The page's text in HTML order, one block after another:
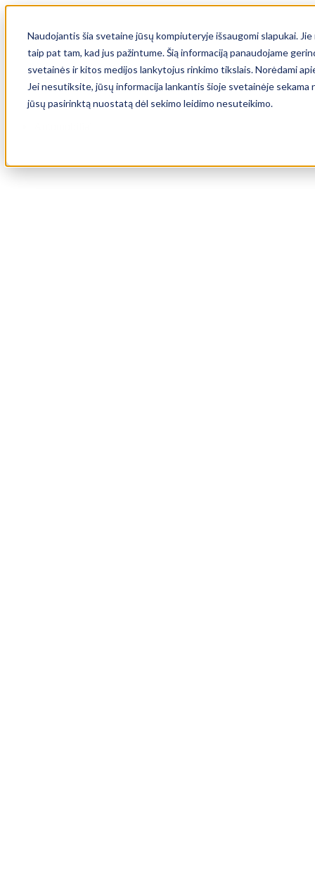
Naudojantis šia svetaine jūsų kompiuteryje išsaugomi slapukai.
taip pat tam, kad jus pažintume. Šią informaciją panaudojame
svetainės ir kitos medijos lankytojus rinkimo tikslais. Norėdami
Jei nesutiksite, jūsų informacija lankantis šioje svetainėje
jūsų pasirinktą nuostatą dėl sekimo leidimo nesuteikimo.